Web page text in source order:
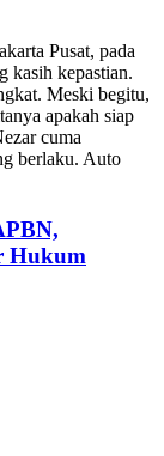
Pusat, pada
kasih kepastian.
Meski begitu,
apakah siap
cuma
berlaku. Auto
Hukum